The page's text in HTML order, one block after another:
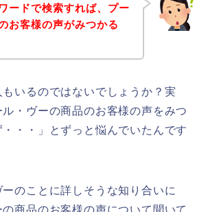
ードで検索すれば、プー
お客様の声がみつかる
いるのではないでしょうか？実
・ヴーの商品のお客様の声をみつ
・・」とずっと悩んでいたんです
のことに詳しそうな知り合いに
商品のお客様の声について聞いて